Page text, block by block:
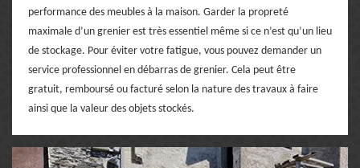
performance des meubles à la maison. Garder la propreté
maximale d’un grenier est très essentiel même si ce n’est qu’un lieu
de stockage. Pour éviter votre fatigue, vous pouvez demander un
service professionnel en débarras de grenier. Cela peut être
gratuit, remboursé ou facturé selon la nature des travaux à faire
ainsi que la valeur des objets stockés.